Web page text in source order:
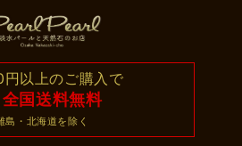
以上のご購入で
全国送料無料
島・北海道を除く